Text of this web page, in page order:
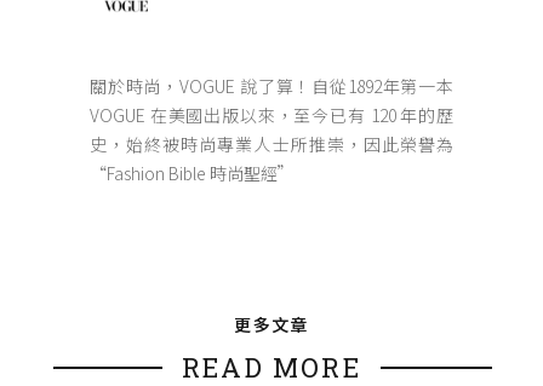
關於時尚，VOGUE 說了算！自從1892年第一本
VOGUE 在美國出版以來，至今已有 120 年的歷
史，始終被時尚專業人士所推崇，因此榮譽為
“Fashion Bible 時尚聖經”
更多文章
READ MORE